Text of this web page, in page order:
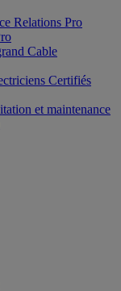
Relations Pro
Cable
Certifiés
et maintenance